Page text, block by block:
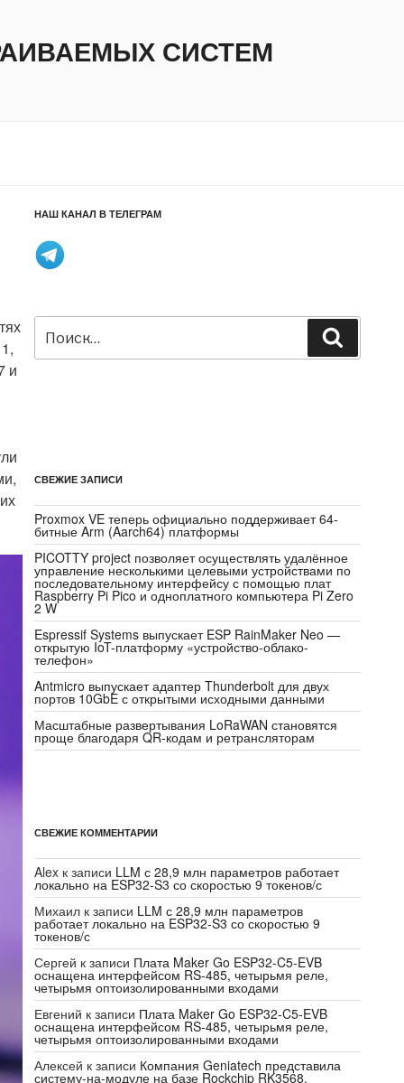
СИСТЕМ
и
НАШ КАНАЛ В ТЕЛЕГРАМ
Искать:
СВЕЖИЕ ЗАПИСИ
Proxmox VE теперь официально поддерживает 64-
битные Arm (Aarch64) платформы
PICOTTY project позволяет осуществлять удалённое
управление несколькими целевыми устройствами по
последовательному интерфейсу с помощью плат
Raspberry Pi Pico и одноплатного компьютера Pi Zero
2 W
Espressif Systems выпускает ESP RainMaker Neo —
открытую IoT-платформу «устройство-облако-
телефон»
Antmicro выпускает адаптер Thunderbolt для двух
портов 10GbE с открытыми исходными данными
Масштабные развертывания LoRaWAN становятся
проще благодаря QR-кодам и ретрансляторам
СВЕЖИЕ КОММЕНТАРИИ
Alex к записи LLM с 28,9 млн параметров работает
локально на ESP32-S3 со скоростью 9 токенов/с
Михаил к записи LLM с 28,9 млн параметров
работает локально на ESP32-S3 со скоростью 9
токенов/с
Сергей к записи Плата Maker Go ESP32-C5-EVB
оснащена интерфейсом RS-485, четырьмя реле,
четырьмя оптоизолированными входами
Евгений к записи Плата Maker Go ESP32-C5-EVB
оснащена интерфейсом RS-485, четырьмя реле,
четырьмя оптоизолированными входами
Алексей к записи Компания Geniatech представила
систему-на-модуле на базе Rockchip RK3568,